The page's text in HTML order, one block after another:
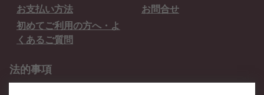
お支払い方法
お問合せ
初めてご利用の方へ・よ
くあるご質問
法的事項